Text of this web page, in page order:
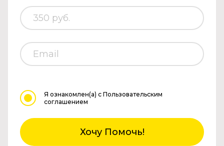
Я ознакомлен(а) с Пользовательским
соглашением
Хочу Помочь!